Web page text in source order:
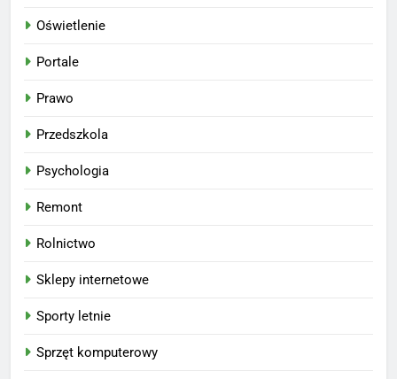
Oświetlenie
Portale
Prawo
Przedszkola
Psychologia
Remont
Rolnictwo
Sklepy internetowe
Sporty letnie
Sprzęt komputerowy